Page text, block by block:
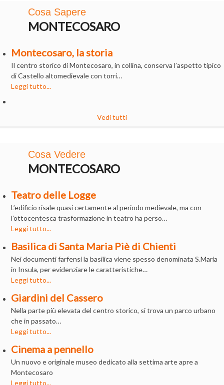
Cosa Sapere
MONTECOSARO
Montecosaro, la storia
Il centro storico di Montecosaro, in collina, conserva l’aspetto tipico
di Castello altomedievale con torri…
Leggi tutto...
Vedi tutti
Cosa Vedere
MONTECOSARO
Teatro delle Logge
L’edificio risale quasi certamente al periodo medievale, ma con
l’ottocentesca trasformazione in teatro ha perso…
Leggi tutto...
Basilica di Santa Maria Piè di Chienti
Nei documenti farfensi la basilica viene spesso denominata S.Maria
in Insula, per evidenziare le caratteristiche…
Leggi tutto...
Giardini del Cassero
Nella parte più elevata del centro storico, si trova un parco urbano
che in passato…
Leggi tutto...
Cinema a pennello
Un nuovo e originale museo dedicato alla settima arte apre a
Montecosaro
Leggi tutto...